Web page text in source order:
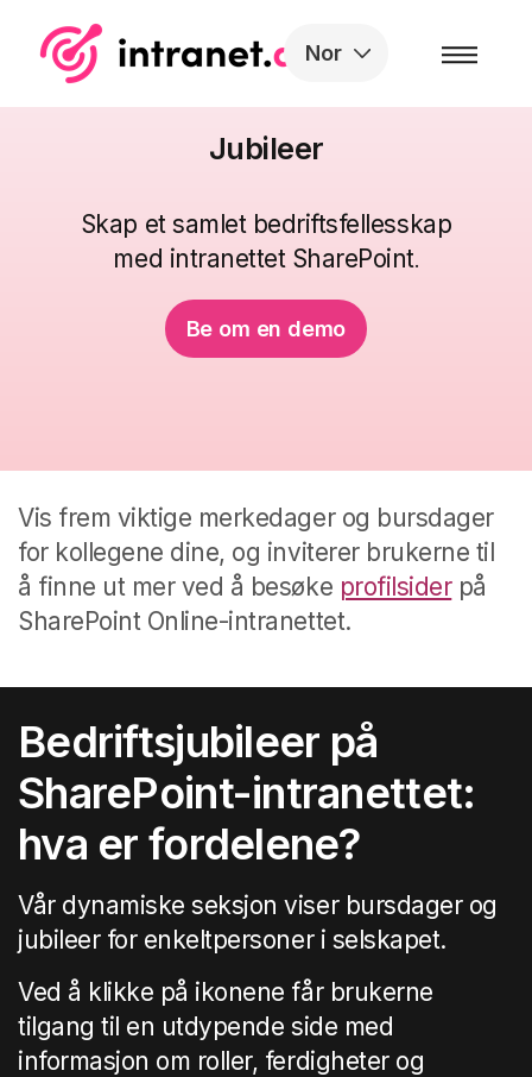
Nor
Jubileer
Skap et samlet bedriftsfellesskap
med intranettet SharePoint.
Be om en demo
Vis frem viktige merkedager og bursdager
for kollegene dine, og inviterer brukerne til
å finne ut mer ved å besøke profilsiderpå
SharePoint Online-intranettet.
Bedriftsjubileer på
SharePoint-intranettet:
hva er fordelene?
Vår dynamiske seksjon viser bursdager og
jubileer for enkeltpersoner i selskapet.
Ved å klikke på ikonene får brukerne
tilgang til en utdypende side med
informasjon om roller, ferdigheter og